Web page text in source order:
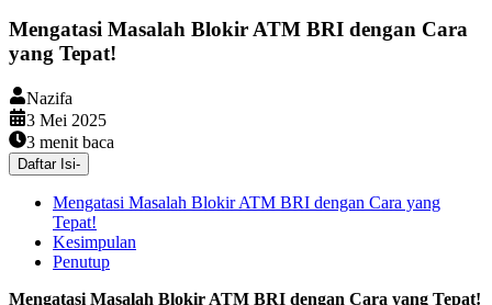
Mengatasi Masalah Blokir ATM BRI dengan Cara
yang Tepat!
Nazifa
3 Mei 2025
3 menit baca
Daftar Isi-
Mengatasi Masalah Blokir ATM BRI dengan Cara yang
Tepat!
Kesimpulan
Penutup
Mengatasi Masalah Blokir ATM BRI dengan Cara yang Tepat!